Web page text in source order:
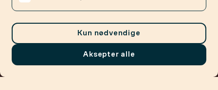
Meny
Kun nødvendige
Aksepter alle